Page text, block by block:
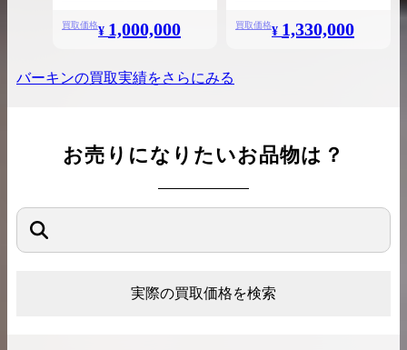
買取価格¥ 1,000,000 買取価格¥ 1,330,000
バーキンの買取実績をさらにみる
お売りになりたいお品物は？
実際の買取価格を検索